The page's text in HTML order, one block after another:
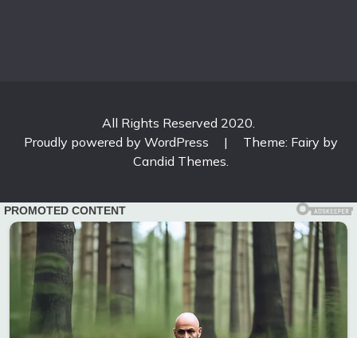
All Rights Reserved 2020.
Proudly powered by WordPress
|
Theme: Fairy by
Candid Themes